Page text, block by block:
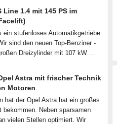
Line 1.4 mit 145 PS im
ein stufenloses Automatikgetriebe
sind den neuen Top-Benziner -
Dreizylinder mit 107 kW …
Astra mit frischer Technik
Motoren
hat der Opel Astra hat ein großes
bekommen. Neben sparsamen
vielen Stellen optimiert. Wir